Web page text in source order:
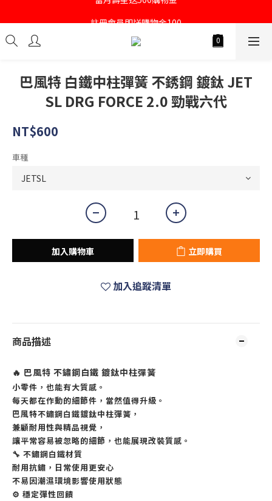
註冊會員即送購物金100
巴風特 白鐵中柱彈簧 不銹鋼 鍍鈦 JET
SL DRG FORCE 2.0 勁戰六代
NT$600
車種
加入購物車 立即購買
加入追蹤清單
商品描述
🔥 巴風特 不鏽鋼白鐵 鍍鈦中柱彈簧
小零件，也能有大質感。
每天都在作動的細節件，當然值得升級。
巴風特不鏽鋼白鐵鍍鈦中柱彈簧，
兼顧耐用性與精品視覺，
讓平常容易被忽略的細節，也能展現改裝質感。
🔧 不鏽鋼白鐵材質
耐用抗鏽，日常使用更安心
不易因潮濕環境影響使用狀態
⚙️ 穩定彈性回饋